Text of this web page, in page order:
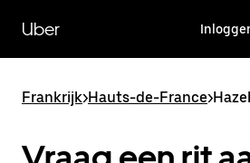
naar
hoofdinhoud
Uber
Frankrijk>Hauts-de-France>